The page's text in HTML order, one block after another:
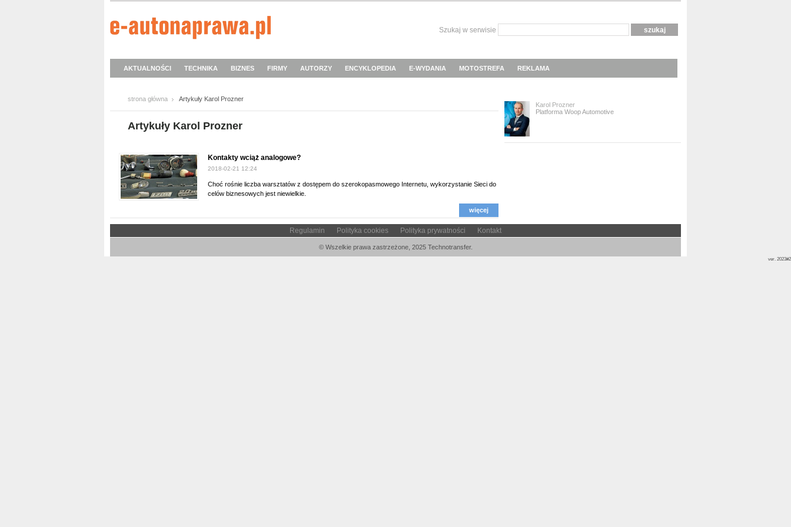
Szukaj w serwisie
AKTUALNOŚCI TECHNIKA BIZNES FIRMY AUTORZY ENCYKLOPEDIA E-WYDANIA MOTOSTREFA REKLAMA
strona główna Artykuły Karol Prozner
Artykuły Karol Prozner
Kontakty wciąż analogowe?
2018-02-21 12:24
Choć rośnie liczba warsztatów z dostępem do szerokopasmowego Internetu, wykorzystanie Sieci do
celów biznesowych jest niewielkie.
więcej
Karol Prozner
Platforma Woop Automotive
Regulamin Polityka cookies Polityka prywatności Kontakt
© Wszelkie prawa zastrzeżone, 2025 Technotransfer.
ver. 2023#2